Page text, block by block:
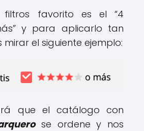
favorito es el “4
y para aplicarlo tan
el siguiente ejemplo:
que el catálogo con
se ordene y nos